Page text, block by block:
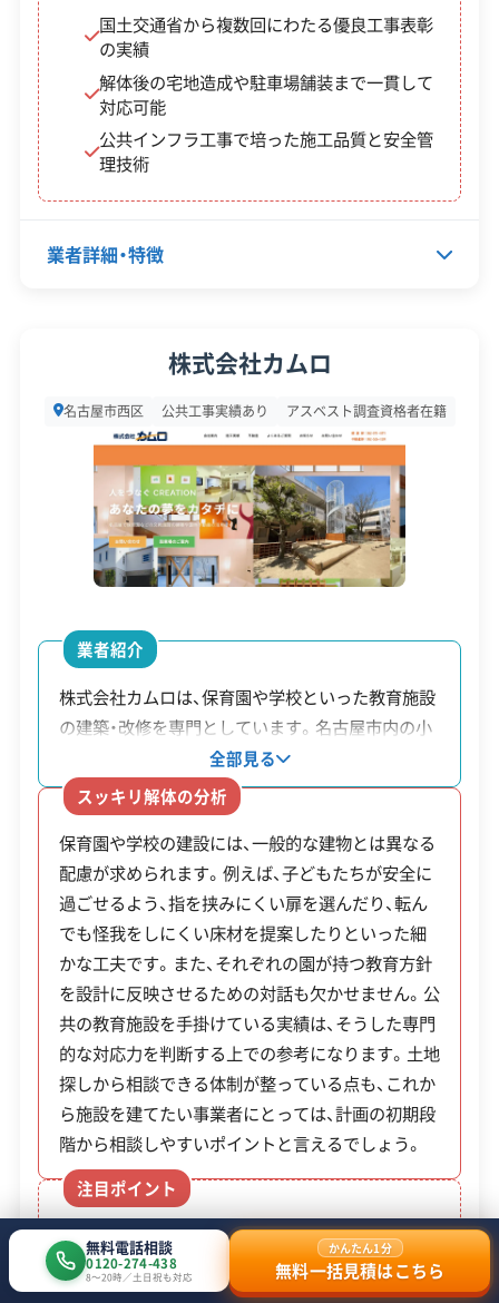
対応工事 土木工事 外構工事 県外出張
保有資格
建設業許可
安全対
ク管理
顧客対
国土交通省から複数回にわたる優良工事表彰
の実績
解体後の宅地造成や駐車場舗装まで一貫して
対応可能
公共インフラ工事で培った施工品質と安全管
理技術
業者詳細・特徴
2010年8月1日
2,000万円
電話番号 052-938-4461
営業時間 9:00～17:00
営業日
建物構造 木造
対応業務 産業廃棄物収集運搬業
公式HP 公式サイトを見る
許可番号
【建設業許可】
愛知県知事：第111063号
【産業廃棄物収集運搬業許可】
愛知県知事：第02300181481号
全部見る
この解体業者の特徴
企業経
験・規模
公共工事の経験 重機保有
対応工事 土木工事
保有資格
建設業許可
産業廃棄物収集運搬業許可
株式会社カムロ
名古屋市西区 公共工事実績あり アスベスト調査資格者在籍
業者紹介
株式会社カムロは、保育園や学校といった教育施設
の建築・改修を専門としています。名古屋市内の小
中学校の改修工事を手掛けた実績があり、公共事業
も受注しています。社内に不動産事業部があるた
め、施設の建設計画では土地探しから相談すること
が可能です。既存建物の解体から設計、施工、完成
後の管理まで、すべて同社が一貫して対応します。
全部見る
スッキリ解体の分析
保育園や学校の建設には、一般的な建物とは異なる
配慮が求められます。例えば、子どもたちが安全に
過ごせるよう、指を挟みにくい扉を選んだり、転ん
でも怪我をしにくい床材を提案したりといった細
かな工夫です。また、それぞれの園が持つ教育方針
を設計に反映させるための対話も欠かせません。公
共の教育施設を手掛けている実績は、そうした専門
的な対応力を判断する上での参考になります。土地
探しから相談できる体制が整っている点も、これか
ら施設を建てたい事業者にとっては、計画の初期段
階から相談しやすいポイントと言えるでしょう。
注目ポイント
保育園や学校など教育施設の建築・改修に特
化した事業展開
土地探しから管理まで一貫して対応する社内
無料電話相談
0120-274-438
8〜20時／土日祝も対応
かんたん1分
無料一括見積はこちら